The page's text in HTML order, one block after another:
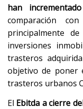
han
comparación
principalmente
inversiones
trasteros
objetivo de poner
trasteros urbanos
El Ebitda a cierre